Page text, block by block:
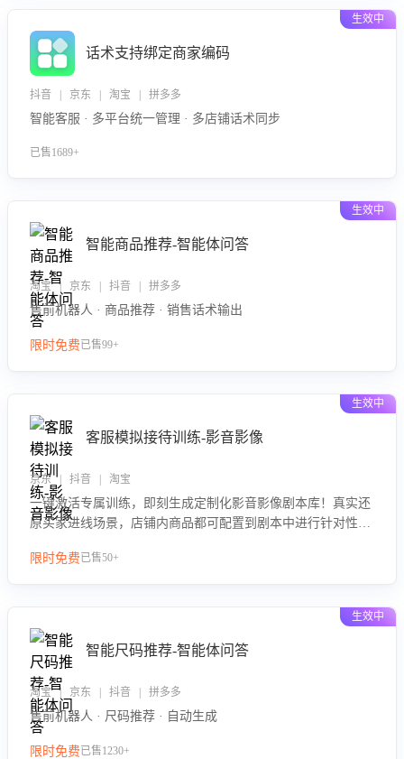
生效中
话术支持绑定商家编码
抖音 | 京东 | 淘宝 | 拼多多
智能客服 · 多平台统一管理 · 多店铺话术同步
已售1689+
生效中
智能商品推荐-智能体问答
淘宝 | 京东 | 抖音 | 拼多多
售前机器人 · 商品推荐 · 销售话术输出
限时免费已售99+
生效中
客服模拟接待训练-影音影像
京东 | 抖音 | 淘宝
一键激活专属训练，即刻生成定制化影音影像剧本库！真实还
原买家进线场景，店铺内商品都可配置到剧本中进行针对性训
即开通”，快速获取影音影像类目剧本，一键开启客服培训。
限时免费已售50+
生效中
智能尺码推荐-智能体问答
淘宝 | 京东 | 抖音 | 拼多多
售前机器人 · 尺码推荐 · 自动生成
限时免费已售1230+